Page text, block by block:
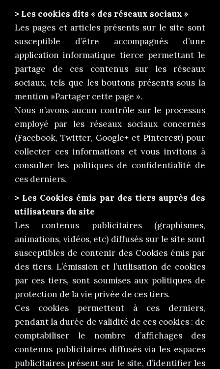
> Les cookies dits « des réseaux sociaux »
Les pages et articles présents sur le site sont
susceptible d’être accompagnés d’une
application informatique tierce permettant le
partage de ces contenus sur les réseaux
sociaux, tels que les boutons présents sous la
mention »Partager cette page ».
Nous n’avons aucun contrôle sur le processus
employé par les réseaux sociaux concernés
(Facebook, Twitter, Google+ et Pinterest) pour
collecter ces informations et vous invitons à
consulter les politiques de confidentialité de
ces derniers.
> Les Cookies émis par des tiers auprès des
utilisateurs du site
Les contenus publicitaires (graphismes,
animations, vidéos, etc) diffusés sur le site sont
susceptibles de contenir des Cookies émis par
des tiers. L’émission et l’utilisation de cookies
par ces tiers, sont soumises aux politiques de
protection de la vie privée de ces tiers.
Ces cookies permettent à ces derniers,
pendant la durée de validité de ces cookies : de
comptabiliser le nombre d’affichages des
contenus publicitaires diffusés via les espaces
publicitaires présent sur le site, d’identifier les